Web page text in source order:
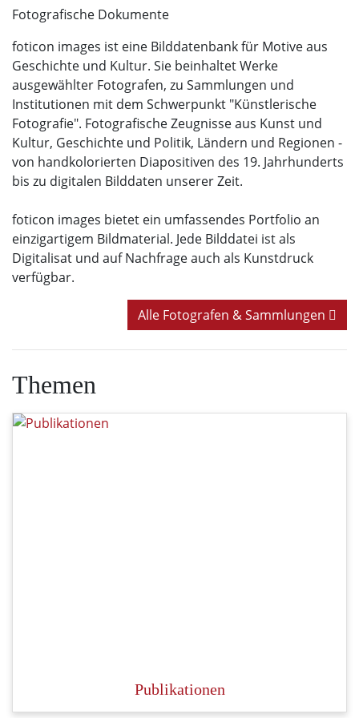
Fotografische Dokumente
foticon images ist eine Bilddatenbank für Motive aus
Geschichte und Kultur. Sie beinhaltet Werke
ausgewählter Fotografen, zu Sammlungen und
Institutionen mit dem Schwerpunkt "Künstlerische
Fotografie". Fotografische Zeugnisse aus Kunst und
Kultur, Geschichte und Politik, Ländern und Regionen -
von handkolorierten Diapositiven des 19. Jahrhunderts
bis zu digitalen Bilddaten unserer Zeit.
foticon images bietet ein umfassendes Portfolio an
einzigartigem Bildmaterial. Jede Bilddatei ist als
Digitalisat und auf Nachfrage auch als Kunstdruck
verfügbar.
Alle Fotografen & Sammlungen
Themen
Publikationen